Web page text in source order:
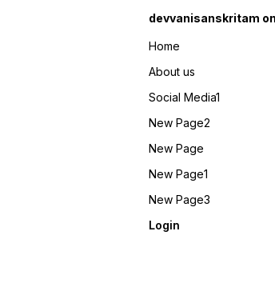
devvanisanskritam
Home
About us
Social Media1
New Page2
New Page
New Page1
New Page3
Login